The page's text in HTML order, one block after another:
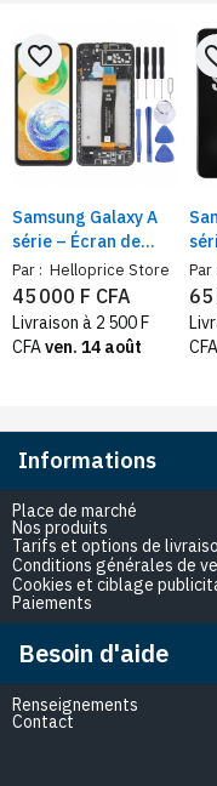
Samsung Galaxy A
série – Écran de
Rechange avec
cadre Intégré
Compatible + Outils
Par : Helloprice Store
favorite_border
45 000 F CFA
Livraison à 2 500 F
CFAven. 14 août
série
Par :
65
CFA
Informations
Place de marché
Nos produits
Tarifs et options de
Conditions générales de
Cookies et ciblage
Paiements
Besoin d'aide
Renseignements
Contact